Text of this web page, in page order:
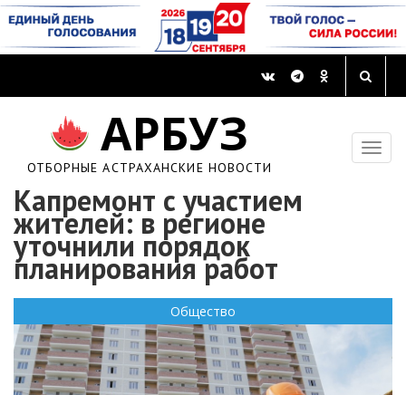
АРБУЗ
ОТБОРНЫЕ АСТРАХАНСКИЕ НОВОСТИ
Капремонт с участием
жителей: в регионе
уточнили порядок
планирования работ
Общество